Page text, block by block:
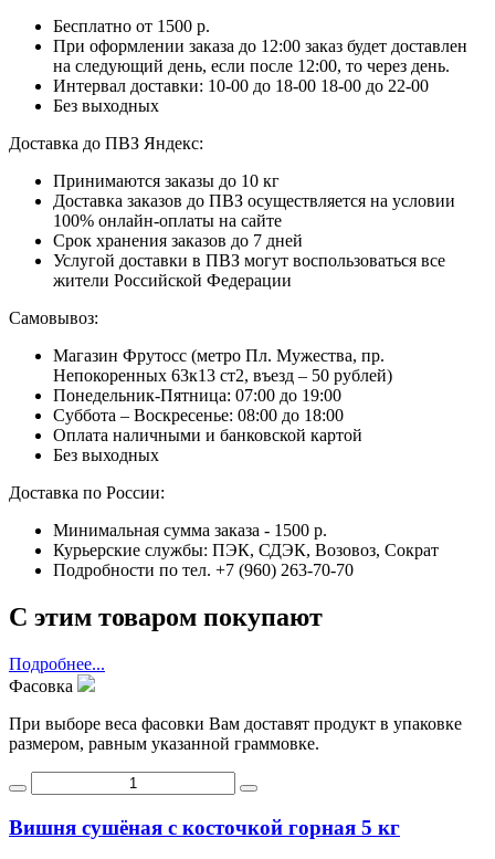
Бесплатно от 1500 р.
При оформлении заказа до 12:00 заказ будет доставлен
на следующий день, если после 12:00, то через день.
Интервал доставки: 10-00 до 18-00 18-00 до 22-00
Без выходных
Доставка до ПВЗ Яндекс:
Принимаются заказы до 10 кг
Доставка заказов до ПВЗ осуществляется на условии
100% онлайн-оплаты на сайте
Срок хранения заказов до 7 дней
Услугой доставки в ПВЗ могут воспользоваться все
жители Российской Федерации
Самовывоз:
Магазин Фрутосс (метро Пл. Мужества, пр.
Непокоренных 63к13 ст2, въезд – 50 рублей)
Понедельник-Пятница: 07:00 до 19:00
Суббота – Воскресенье: 08:00 до 18:00
Оплата наличными и банковской картой
Без выходных
Доставка по России:
Минимальная сумма заказа - 1500 р.
Курьерские службы: ПЭК, СДЭК, Возовоз, Сократ
Подробности по тел. +7 (960) 263-70-70
С этим товаром покупают
Подробнее...
Фасовка
При выборе веса фасовки Вам доставят продукт в упаковке
размером, равным указанной граммовке.
Вишня сушёная с косточкой горная 5 кг